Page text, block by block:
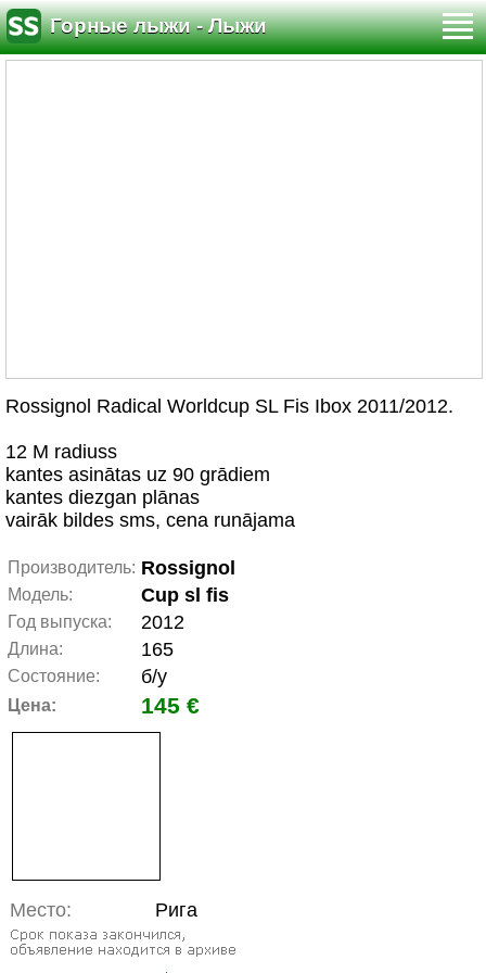
Горные лыжи - Лыжи
Rossignol Radical Worldcup SL Fis Ibox 2011/2012.
12 M radiuss
kantes asinātas uz 90 grādiem
kantes diezgan plānas
vairāk bildes sms, cena runājama
Производитель: Rossignol
Модель: Cup sl fis
Год выпуска: 2012
Длина: 165
Состояние: б/у
Цена: 145 €
Место: Рига